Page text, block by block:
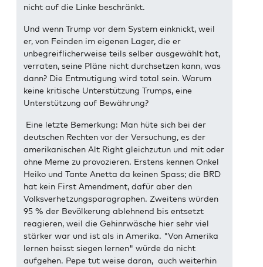
nicht auf die Linke beschränkt.
Und wenn Trump vor dem System einknickt, weil
er, von Feinden im eigenen Lager, die er
unbegreiflicherweise teils selber ausgewählt hat,
verraten, seine Pläne nicht durchsetzen kann, was
dann? Die Entmutigung wird total sein. Warum
keine kritische Unterstützung Trumps, eine
Unterstützung auf Bewährung?
Eine letzte Bemerkung: Man hüte sich bei der
deutschen Rechten vor der Versuchung, es der
amerikanischen Alt Right gleichzutun und mit oder
ohne Meme zu provozieren. Erstens kennen Onkel
Heiko und Tante Anetta da keinen Spass; die BRD
hat kein First Amendment, dafür aber den
Volksverhetzungsparagraphen. Zweitens würden
95 % der Bevölkerung ablehnend bis entsetzt
reagieren, weil die Gehinrwäsche hier sehr viel
stärker war und ist als in Amerika. "Von Amerika
lernen heisst siegen lernen" würde da nicht
aufgehen. Pepe tut weise daran, auch weiterhin